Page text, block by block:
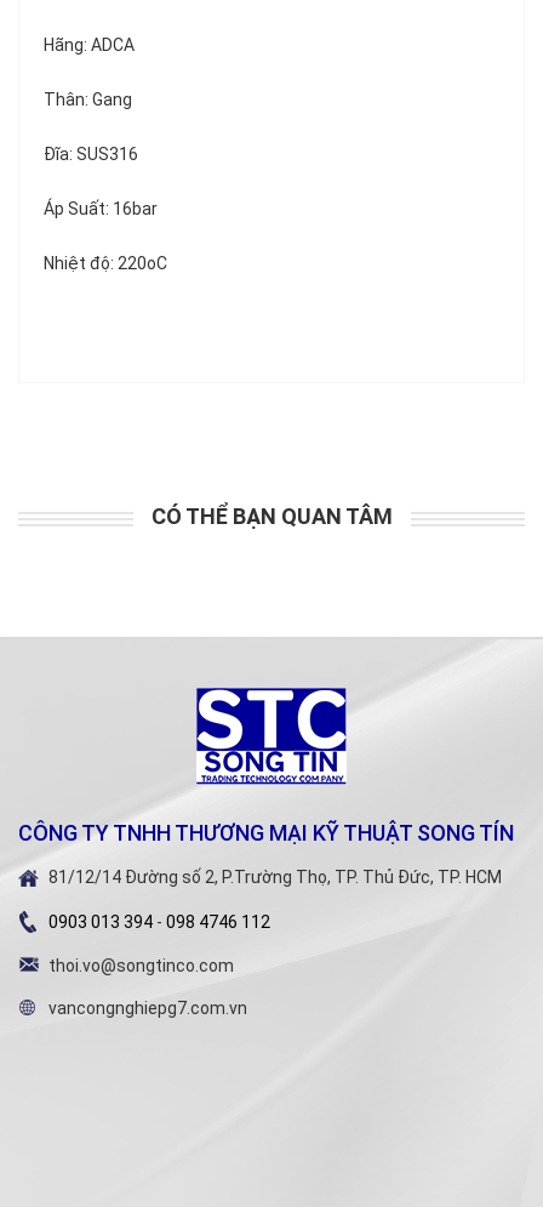
Hãng: ADCA
Thân: Gang
Đĩa: SUS316
Áp Suất: 16bar
Nhiệt độ: 220oC
CÓ THỂ BẠN QUAN TÂM
CÔNG TY TNHH THƯƠNG MẠI KỸ THUẬT SONG TÍN
81/12/14 Đường số 2, P.Trường Thọ, TP. Thủ Đức, TP. HCM
0903 013 394 - 098 4746 112
thoi.vo@songtinco.com
vancongnghiepg7.com.vn